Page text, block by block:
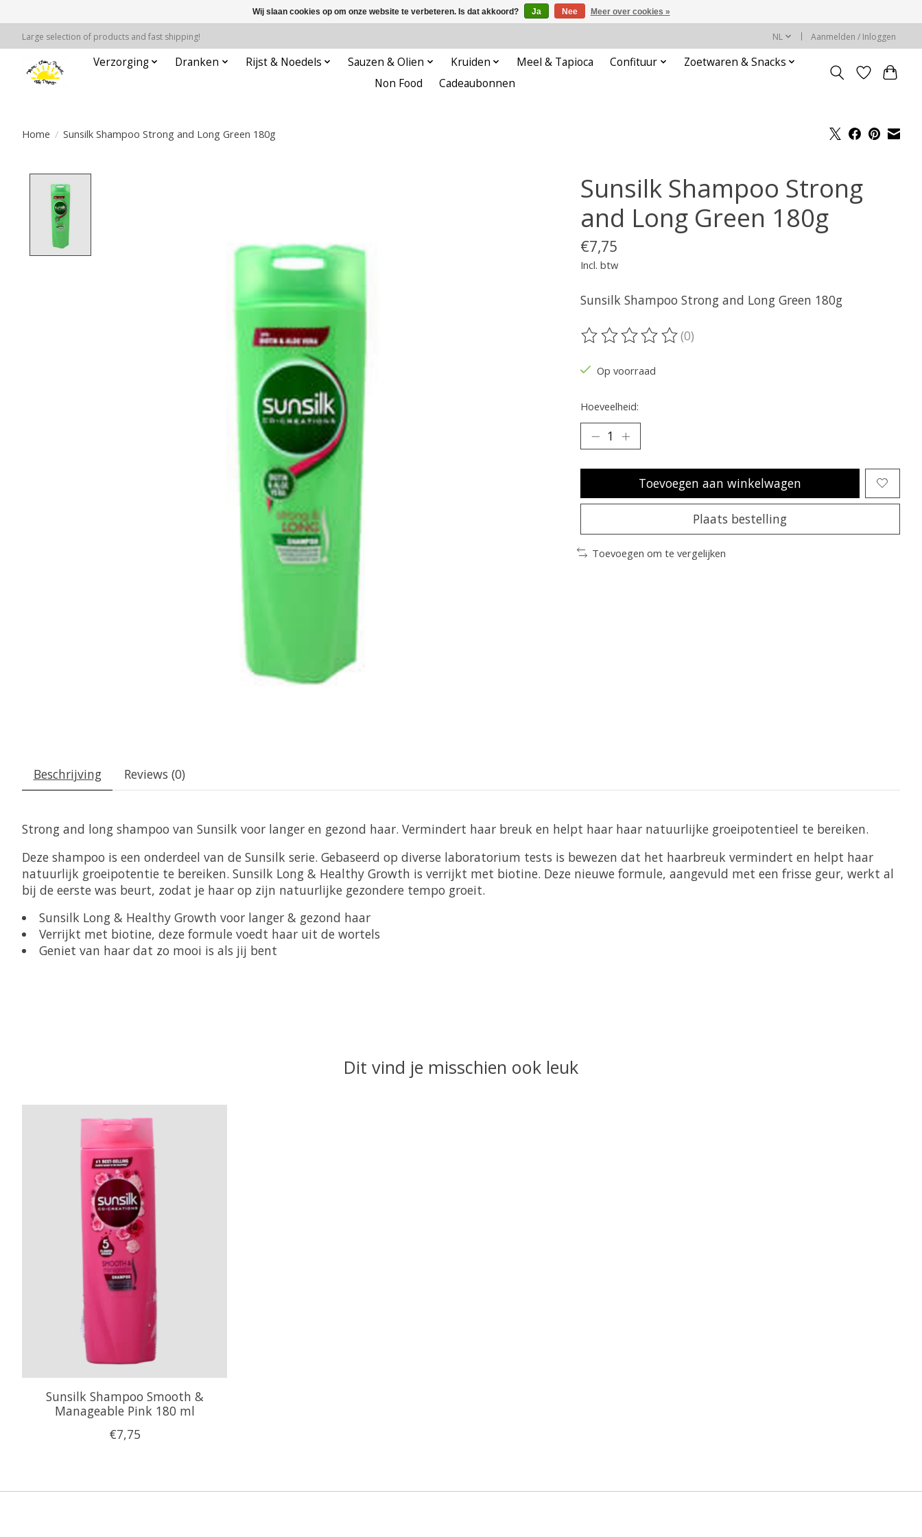
Large selection of products and fast shipping! NL Aanmelden / Inloggen
Verzorging Dranken Rijst & Noedels Sauzen & Olien Kruiden Meel & Tapioca Confituur
Zoetwaren & Snacks
Non Food
Cadeaubonnen
Home / Sunsilk Shampoo Strong and Long Green 180g
Sunsilk Shampoo Strong
and Long Green 180g
€7,75
Incl. btw
Sunsilk Shampoo Strong and Long Green 180g
De beoordeling van dit product is
(0)
Op voorraad
Hoeveelheid:
Toevoegen aan winkelwagen
Plaats bestelling
Toevoegen om te vergelijken
Beschrijving Reviews (0)
Strong and long shampoo van Sunsilk voor langer en gezond haar. Vermindert haar breuk en helpt haar haar natuurlijke groeipotentieel te bereiken.
Deze shampoo is een onderdeel van de Sunsilk serie. Gebaseerd op diverse laboratorium tests is bewezen dat het haarbreuk vermindert en helpt haar
natuurlijk groeipotentie te bereiken. Sunsilk Long & Healthy Growth is verrijkt met biotine. Deze nieuwe formule, aangevuld met een frisse geur, werkt al
bij de eerste was beurt, zodat je haar op zijn natuurlijke gezondere tempo groeit.
Sunsilk Long & Healthy Growth voor langer & gezond haar
Verrijkt met biotine, deze formule voedt haar uit de wortels
Geniet van haar dat zo mooi is als jij bent
Dit vind je misschien ook leuk
Sunsilk Shampoo Smooth &
Manageable Pink 180 ml
€7,75
Wij slaan cookies op om onze website te verbeteren. Is dat akkoord? Ja Nee Meer over cookies »